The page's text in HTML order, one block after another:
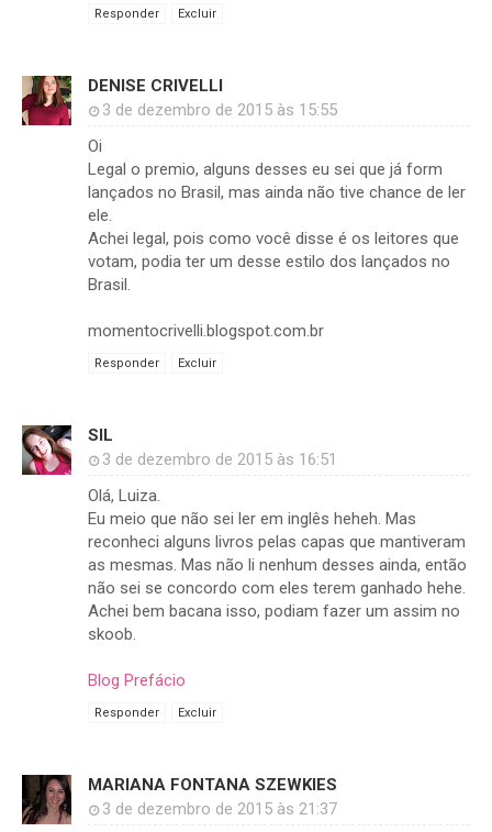
Responder Excluir
DENISE CRIVELLI
3 de dezembro de 2015 às 15:55
Oi
Legal o premio, alguns desses eu sei que já form
lançados no Brasil, mas ainda não tive chance de ler
ele.
Achei legal, pois como você disse é os leitores que
votam, podia ter um desse estilo dos lançados no
Brasil.
momentocrivelli.blogspot.com.br
Responder Excluir
SIL
3 de dezembro de 2015 às 16:51
Olá, Luiza.
Eu meio que não sei ler em inglês heheh. Mas
reconheci alguns livros pelas capas que mantiveram
as mesmas. Mas não li nenhum desses ainda, então
não sei se concordo com eles terem ganhado hehe.
Achei bem bacana isso, podiam fazer um assim no
skoob.
Blog Prefácio
Responder Excluir
MARIANA FONTANA SZEWKIES
3 de dezembro de 2015 às 21:37